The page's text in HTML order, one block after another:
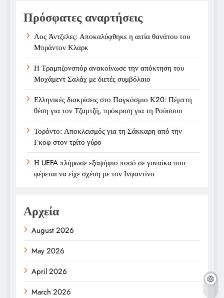
Πρόσφατες αναρτήσεις
Λος Άντζελες: Αποκαλύφθηκε η αιτία θανάτου του
Μπράντον Κλαρκ
Η Τραμπζονσπόρ ανακοίνωσε την απόκτηση του
Μοχάμεντ Σαλάχ με διετές συμβόλαιο
Ελληνικές διακρίσεις στο Παγκόσμιο Κ20: Πέμπτη
θέση για τον Τζαμτζή, πρόκριση για τη Ρούσσου
Τορόντο: Αποκλεισμός για τη Σάκκαρη από την
Γκοφ στον τρίτο γύρο
Η UEFA πλήρωσε εξαψήφιο ποσό σε γυναίκα που
φέρεται να είχε σχέση με τον Ινφαντίνο
Αρχεία
August 2026
May 2026
April 2026
March 2026